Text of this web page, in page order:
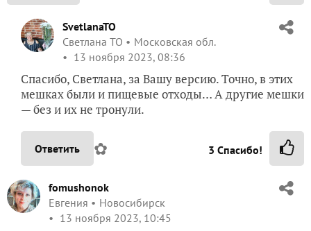
SvetlanaTO
Светлана ТО
Московская обл.
13 ноября 2023, 08:36
Спасибо, Светлана, за Вашу версию. Точно, в этих
мешках были и пищевые отходы… А другие мешки
— без и их не тронули.
Ответить ✿ 3 Спасибо!
fomushonok
Евгения
Новосибирск
13 ноября 2023, 10:45